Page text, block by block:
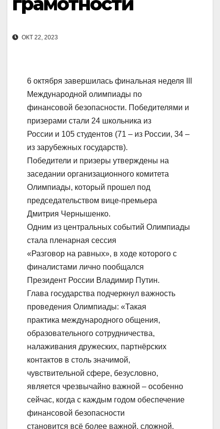
ОКТ 22, 2023
6 октября завершилась финальная неделя III
Международной олимпиады по
финансовой безопасности. Победителями и
призерами стали 24 школьника из
России и 105 студентов (71 – из России, 34 –
из зарубежных государств).
Победители и призеры утверждены на
заседании организационного комитета
Олимпиады, который прошел под
председательством вице-премьера
Дмитрия Чернышенко.
Одним из центральных событий Олимпиады
стала пленарная сессия
«Разговор на равных», в ходе которого с
финалистами лично пообщался
Президент России Владимир Путин.
Глава государства подчеркнул важность
проведения Олимпиады: «Такая
практика международного общения,
образовательного сотрудничества,
налаживания дружеских, партнёрских
контактов в столь значимой,
чувствительной сфере, безусловно,
является чрезвычайно важной – особенно
сейчас, когда с каждым годом обеспечение
финансовой безопасности
становится всё более важной, сложной,